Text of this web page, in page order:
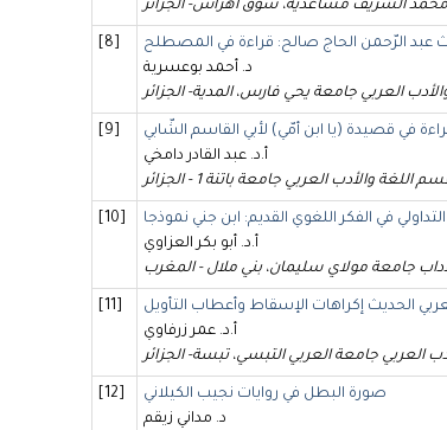
الشريف مساعدية، سوق أهراس- الجزائر
[8]
عبد الرّحمن الحاج صالح: قراءة في المصطلح
د. أحمد بوعسرية
العربي جامعة يحي فارس، المدية- الجزائر
[9]
في قصيدة (يا ابن أمّي) لأبي القاسم الشّابي
أ.د. عبد القادر دامخي
اللغة والأدب العربي جامعة باتنة 1 - الجزائر
[10]
في الفكر اللغوي القديم: ابن جني نموذجا
أ.د. أبو بكر العزاوي
جامعة مولاي سليمان، بني ملال - المغرب
[11]
الحديث إكراهات الإسقاط وأعطاب التأويل
أ.د. عمر زرفاوي
العربي جامعة العربي التبسي، تبسة- الجزائر
[12]
صورة البطل في روايات نجيب الكيلاني
د. مداني زيقم